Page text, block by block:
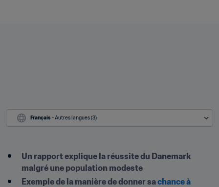
Français - Autres langues (3)
Un rapport explique la réussite du Danemark
malgré une population modeste
Exemple de la manière de donner sa chance à